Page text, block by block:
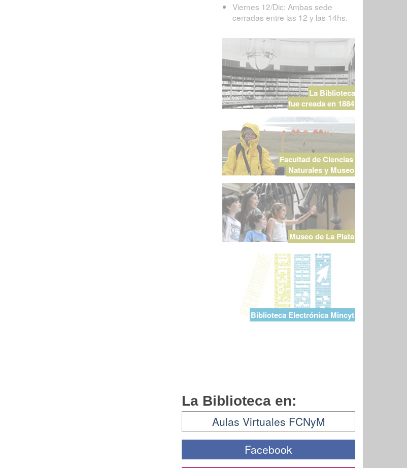
Viernes 12/Dic: Ambas sede
cerradas entre las 12 y las 14hs.
La Biblioteca
fue creada en 1884
Facultad de Ciencias
Naturales y Museo
Museo de La Plata
Biblioteca Electrónica Mincyt
La Biblioteca en:
Aulas Virtuales FCNyM
Facebook